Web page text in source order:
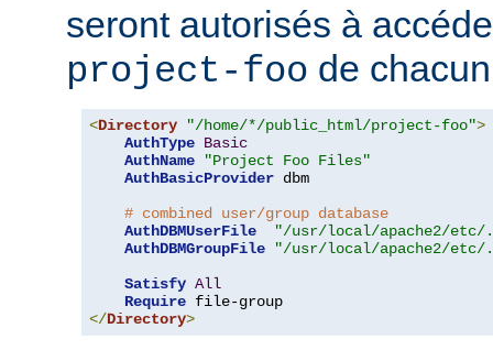
seront autorisés à
project-foo de
<Directory "/home/*/public_html/project-foo">
AuthType Basic
AuthName
"Project Foo Files"
AuthBasicProvider dbm
# combined user/group database
AuthDBMUserFile
"/usr/local/apache2/etc/
AuthDBMGroupFile
"/usr/local/apache2/etc/
Satisfy All
Require
</Directory>